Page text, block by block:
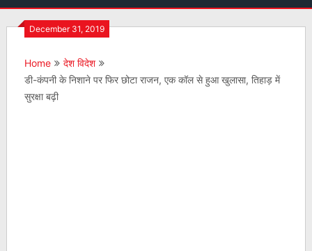
December 31, 2019
Home
देश विदेश
डी-कंपनी के निशाने पर फिर छोटा राजन, एक कॉल से हुआ खुलासा, तिहाड़ में
सुरक्षा बढ़ी